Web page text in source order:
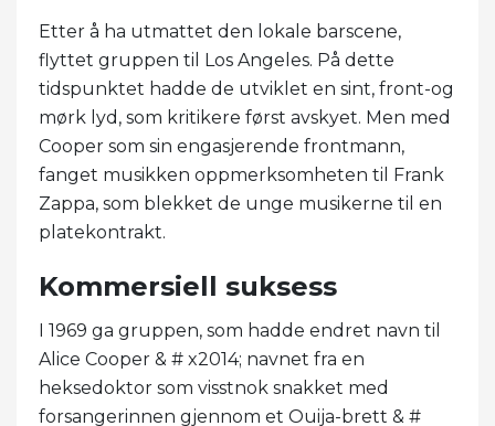
Etter å ha utmattet den lokale barscene,
flyttet gruppen til Los Angeles. På dette
tidspunktet hadde de utviklet en sint, front-og
mørk lyd, som kritikere først avskyet. Men med
Cooper som sin engasjerende frontmann,
fanget musikken oppmerksomheten til Frank
Zappa, som blekket de unge musikerne til en
platekontrakt.
Kommersiell suksess
I 1969 ga gruppen, som hadde endret navn til
Alice Cooper & # x2014; navnet fra en
heksedoktor som visstnok snakket med
forsangerinnen gjennom et Ouija-brett & #